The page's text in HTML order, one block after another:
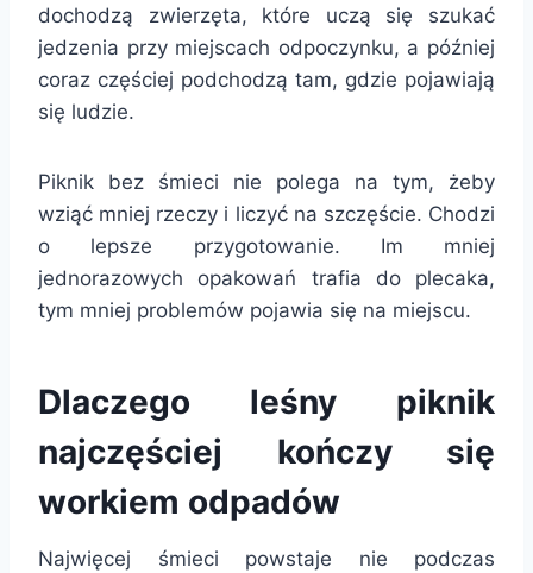
dochodzą zwierzęta, które uczą się szukać
jedzenia przy miejscach odpoczynku, a później
coraz częściej podchodzą tam, gdzie pojawiają
się ludzie.
Piknik bez śmieci nie polega na tym, żeby
wziąć mniej rzeczy i liczyć na szczęście. Chodzi
o lepsze przygotowanie. Im mniej
jednorazowych opakowań trafia do plecaka,
tym mniej problemów pojawia się na miejscu.
Dlaczego leśny piknik
najczęściej kończy się
workiem odpadów
Najwięcej śmieci powstaje nie podczas